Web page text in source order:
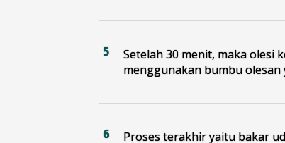
Setelah 30 menit, maka olesi
menggunakan bumbu olesan
Proses terakhir yaitu bakar